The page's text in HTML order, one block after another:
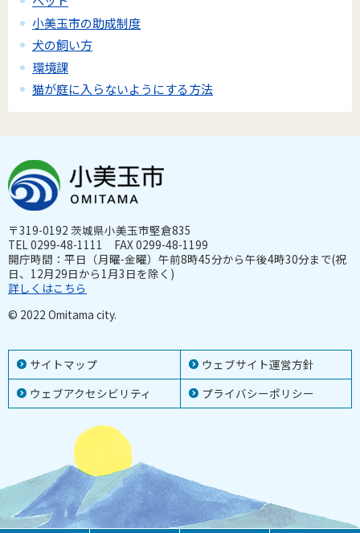
小美玉市の助成制度
犬の飼い方
環境課
猫が庭に入らないようにする方法
サイトマップ
ウェブサイト運営方針
ウェブアクセシビリティ
プライバシーポリシー
〒319-0192 茨城県小美玉市堅倉835
TEL 0299-48-1111 FAX 0299-48-1199
開庁時間：平日（月曜-金曜）午前8時45分から午後4時30分まで(祝
日、12月29日から1月3日を除く)
詳しくはこちら
© 2022 Omitama city.